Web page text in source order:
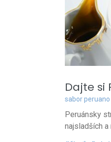
Dajte si
sabor peruano
Peruánsky
najsladších a